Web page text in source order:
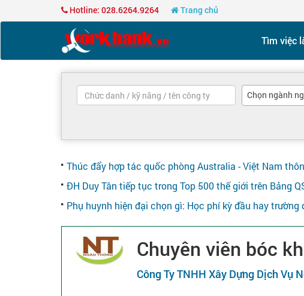
Hotline: 028.6264.9264 Trang chủ
Tìm việc
Chọn ngành
Thúc đẩy hợp tác quốc phòng Australia - Việt Nam
ĐH Duy Tân tiếp tục trong Top 500 thế giới trên Bảng
Phụ huynh hiện đại chọn gì: Học phí kỳ đầu hay trường
Chuyên viên bóc
Công Ty TNHH Xây Dựng Dịch Vụ